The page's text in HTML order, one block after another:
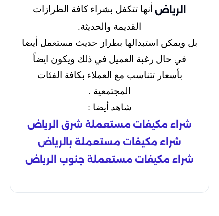
الرياض أنها تتكفل بشراء كافة الطرازات
القديمة والحديثة.
بل ويمكن استبدالها بطراز حديث مستعمل أيضا
في حال رغبة العميل في ذلك ويكون ايضاً
بأسعار تتناسب مع العملاء بكافة الفئات
المجتمعية .
شاهد أيضا :
شراء مكيفات مستعملة شرق الرياض
شراء مكيفات مستعملة بالرياض
شراء مكيفات مستعملة جنوب الرياض